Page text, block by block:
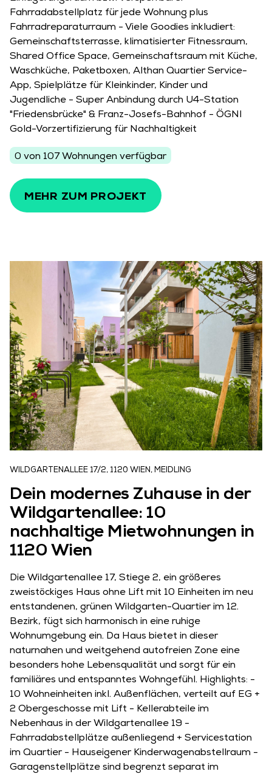
Fahrradabstellplatz für jede Wohnung plus
Fahrradreparaturraum - Viele Goodies inkludiert:
Gemeinschaftsterrasse, klimatisierter Fitnessraum,
Shared Office Space, Gemeinschaftsraum mit Küche,
Waschküche, Paketboxen, Althan Quartier Service-
App, Spielplätze für Kleinkinder, Kinder und
Jugendliche - Super Anbindung durch U4-Station
"Friedensbrücke" & Franz-Josefs-Bahnhof - ÖGNI
Gold-Vorzertifizierung für Nachhaltigkeit
0 von 107 Wohnungen verfügbar
MEHR ZUM PROJEKT
WILDGARTENALLEE 17/2, 1120 WIEN, MEIDLING
Dein modernes Zuhause in der
Wildgartenallee: 10
nachhaltige Mietwohnungen in
1120 Wien
Die Wildgartenallee 17, Stiege 2, ein größeres
zweistöckiges Haus ohne Lift mit 10 Einheiten im neu
entstandenen, grünen Wildgarten-Quartier im 12.
Bezirk, fügt sich harmonisch in eine ruhige
Wohnumgebung ein. Da Haus bietet in dieser
naturnahen und weitgehend autofreien Zone eine
besonders hohe Lebensqualität und sorgt für ein
familiäres und entspanntes Wohngefühl. Highlights: -
10 Wohneinheiten inkl. Außenflächen, verteilt auf EG +
2 Obergeschosse mit Lift - Kellerabteile im
Nebenhaus in der Wildgartenallee 19 -
Fahrradabstellplätze außenliegend + Servicestation
im Quartier - Hauseigener Kinderwagenabstellraum -
Garagenstellplätze sind begrenzt separat im